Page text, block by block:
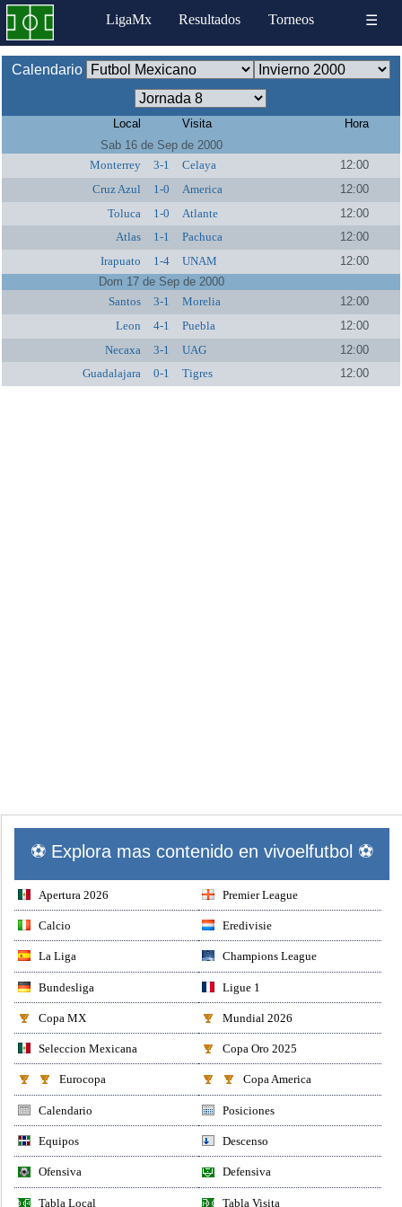
LigaMx Resultados Torneos ☰
Calendario
Local Visita
Hora
Sab 16 de Sep de 2000
Monterrey
3-1 Celaya
12:00
Cruz Azul
1-0 America
12:00
Toluca
1-0 Atlante
12:00
Atlas
1-1 Pachuca
12:00
Irapuato
1-4 UNAM
12:00
Dom 17 de Sep de 2000
Santos
3-1 Morelia
12:00
Leon
4-1 Puebla
12:00
Necaxa
3-1 UAG
12:00
Guadalajara
0-1 Tigres 12:00
⚽ Explora mas contenido en vivoelfutbol ⚽
Apertura 2026 Premier League
Calcio Eredivisie
La Liga Champions League
Bundesliga Ligue 1
Copa MX Mundial 2026
Seleccion Mexicana Copa Oro 2025
Eurocopa Copa America
Calendario Posiciones
Equipos Descenso
Ofensiva Defensiva
Tabla Local Tabla Visita